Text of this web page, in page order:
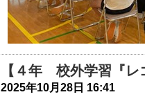
津西高校サイ
2014年11月21日
『Kids Jazz in
【４年 校外学習『レ
2025年10月28日 16:41